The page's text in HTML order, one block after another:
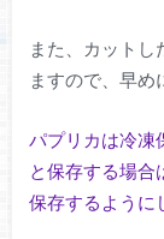
また、カットし
ますので、早め
パプリカは冷凍
と保存する場合
保存するように